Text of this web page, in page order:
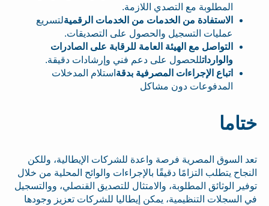
المطلوبة مع التصدي اللازمة.
الاستفادة من الخدمات من الخدمات الرقميةلتسريع
عمليات التسجيل والحصول على التصديقات.
التواصل مع الهيئة العامة للرقابة على الصادرات
والوارداتللحصول على دعم فني وإرشادات دقيقة.
اتباع الإجراءات المصرفية بدقة استلام المدخلات
المدفوعات دون مشاكل
ختاما
تعد السوق المصرية فرصة واعدة للشركات الإيطالية، وللكن
النجاح يتطلب التزامًا دقيقًا بالإجراءات والوائح المحلية من خلال
توفير الوثائق المطلوبة، والامتثال للتصديق القنصلي، ووالتسجيل
في السجلات التنظيمية، يمكن إيطاليا للشركات تعزيز وجودها